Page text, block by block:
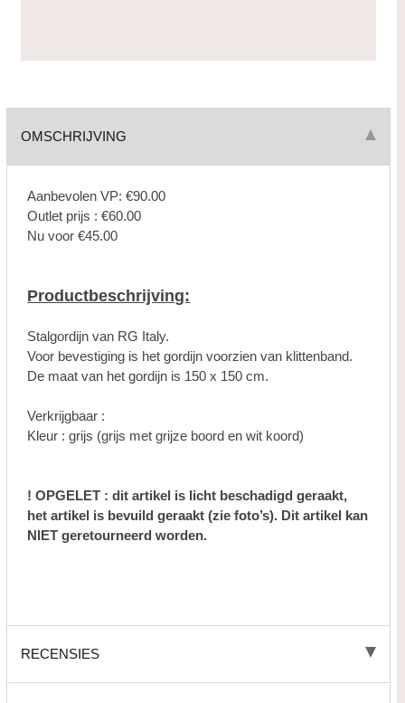
OMSCHRIJVING
Aanbevolen VP: €90.00
Outlet prijs : €60.00
Nu voor €45.00
Productbeschrijving:
Stalgordijn van RG Italy.
Voor bevestiging is het gordijn voorzien van klittenband.
De maat van het gordijn is 150 x 150 cm.
Verkrijgbaar :
Kleur : grijs (grijs met grijze boord en wit koord)
! OPGELET : dit artikel is licht beschadigd geraakt,
het artikel is bevuild geraakt (zie foto’s). Dit artikel kan
NIET geretourneerd worden.
RECENSIES